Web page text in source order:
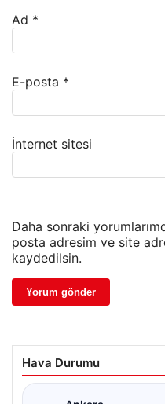
Ad *
E-posta *
İnternet sitesi
Daha sonraki
posta adresim ve site
kaydedilsin.
Hava Durumu